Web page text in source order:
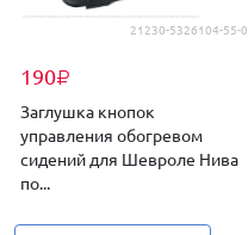
21230-5326104-55-0
190₽
Заглушка кнопок
управления обогревом
сидений для Шевроле Нива
по...